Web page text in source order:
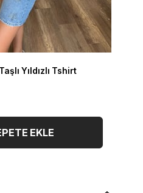
Yıldızlı Tshirt
EKLE